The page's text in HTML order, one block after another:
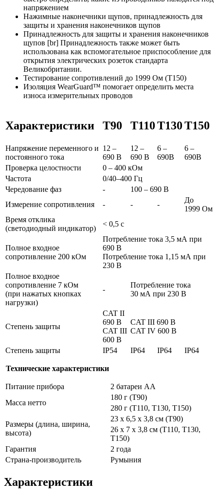
напряжением
Нажимные наконечники щупов, принадлежность для
защиты и хранения наконечников щупов
Принадлежность для защиты и хранения наконечников
щупов [br] Принадлежность также может быть
использована как вспомогательное приспособление для
открытия электрических розеток стандарта
Великобритании.
Тестирование сопротивлений до 1999 Ом (T150)
Изоляция WearGuard™ помогает определить места
износа измерительных проводов
Характеристики T90 T110T130T150
Напряжение переменного и
постоянного тока
12 –
690 В
12 –
690 В
6 –
690B
6 –
690B
Проверка целостности
0 – 400 кОм
Частота
0/40–400 Гц
Чередование фаз
-
100 – 690 В
Измерение сопротивления
- - -
До
1999 Ом
Время отклика
(светодиодный индикатор)
< 0,5 с
Полное входное
сопротивление 200 кОм
Потребление тока 3,5 мА при
690 В
Потребление тока 1,15 мА при
230 В
Полное входное
сопротивление 7 кОм
(при нажатых кнопках
нагрузки)
-
Потребление тока
30 мА при 230 В
Степень защиты
CAT II
690 В
CAT III
600 В
CAT III 690 В
CAT IV 600 В
Степень защиты IP54 IP64 IP64 IP64
Технические характеристики
Питание прибора
2 батареи АА
Масса нетто
180 г (T90)
280 г (T110, T130, T150)
Размеры (длина, ширина,
высота)
23 x 6,5 x 3,8 см (T90)
26 x 7 x 3,8 см (T110, T130,
T150)
Гарантия
2 года
Страна-производитель
Румыния
Характеристики